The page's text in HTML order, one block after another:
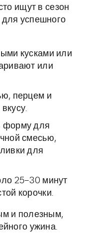
ищут в сезон
успешного
кусками или
или
перцем и
форму для
смесью,
для
25–30 минут
корочки.
и полезным,
ужина.